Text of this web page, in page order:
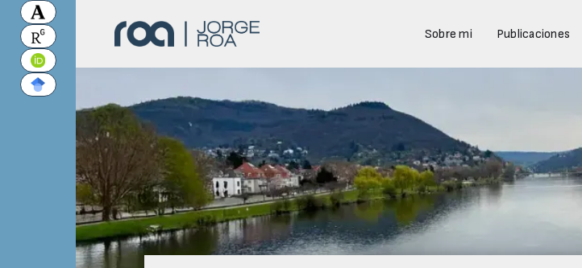
Sobre mi Publicaciones